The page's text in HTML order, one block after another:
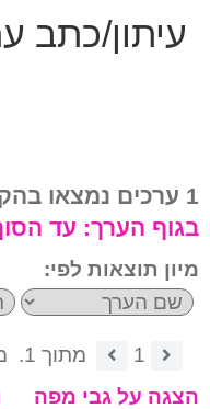
עיתון/כתב
1 ערכים נמצאו בהקשר לנושא:
בגוף הערך: עד
מיון תוצאות לפי:
1 מתוך 1.
הצגה על גבי מפה